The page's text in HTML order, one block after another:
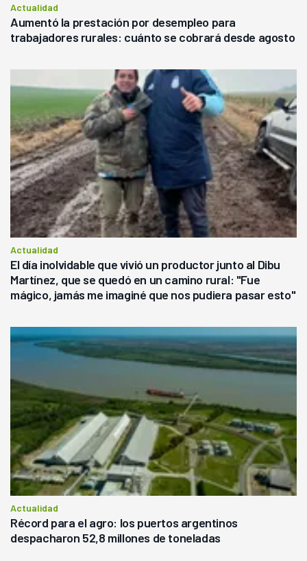
Actualidad
Aumentó la prestación por desempleo para
trabajadores rurales: cuánto se cobrará desde agosto
Actualidad
El día inolvidable que vivió un productor junto al Dibu
Martínez, que se quedó en un camino rural: "Fue
mágico, jamás me imaginé que nos pudiera pasar esto"
Actualidad
Récord para el agro: los puertos argentinos
despacharon 52,8 millones de toneladas